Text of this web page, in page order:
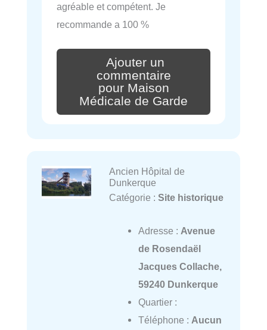
agréable et compétent. Je
recommande a 100 %
Ajouter un
commentaire
pour Maison
Médicale de Garde
Ancien Hôpital de
Dunkerque
Catégorie : Site historique
Adresse : Avenue
de Rosendaël
Jacques Collache,
59240 Dunkerque
Quartier :
Téléphone : Aucun